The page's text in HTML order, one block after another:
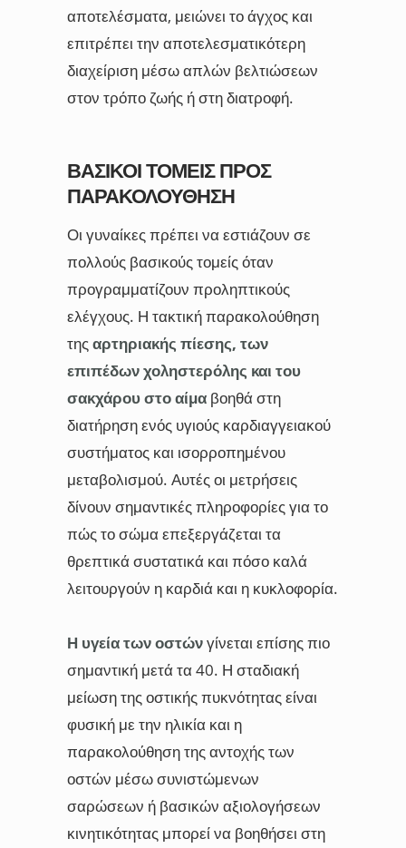
αποτελέσματα, μειώνει το άγχος και
επιτρέπει την αποτελεσματικότερη
διαχείριση μέσω απλών βελτιώσεων
στον τρόπο ζωής ή στη διατροφή.
ΒΑΣΙΚΟΊ ΤΟΜΕΊΣ ΠΡΟΣ
ΠΑΡΑΚΟΛΟΎΘΗΣΗ
Οι γυναίκες πρέπει να εστιάζουν σε
πολλούς βασικούς τομείς όταν
προγραμματίζουν προληπτικούς
ελέγχους. Η τακτική παρακολούθηση
της αρτηριακής πίεσης, των
επιπέδων χοληστερόλης και του
σακχάρου στο αίμα βοηθά στη
διατήρηση ενός υγιούς καρδιαγγειακού
συστήματος και ισορροπημένου
μεταβολισμού. Αυτές οι μετρήσεις
δίνουν σημαντικές πληροφορίες για το
πώς το σώμα επεξεργάζεται τα
θρεπτικά συστατικά και πόσο καλά
λειτουργούν η καρδιά και η κυκλοφορία.
Η υγεία των οστώνγίνεται επίσης πιο
σημαντική μετά τα 40. Η σταδιακή
μείωση της οστικής πυκνότητας είναι
φυσική με την ηλικία και η
παρακολούθηση της αντοχής των
οστών μέσω συνιστώμενων
σαρώσεων ή βασικών αξιολογήσεων
κινητικότητας μπορεί να βοηθήσει στη